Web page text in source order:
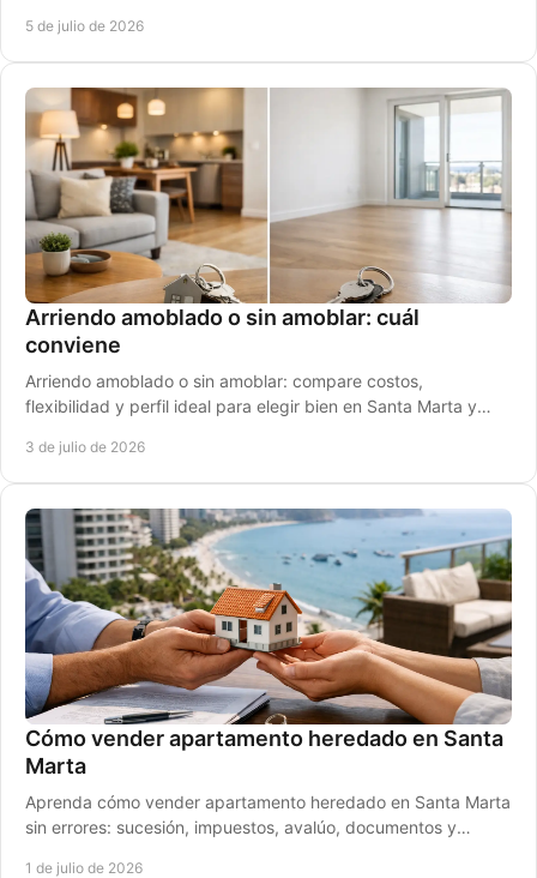
5 de julio de 2026
Arriendo amoblado o sin amoblar: cuál
conviene
Arriendo amoblado o sin amoblar: compare costos,
flexibilidad y perfil ideal para elegir bien en Santa Marta y
3 de julio de 2026
Cómo vender apartamento heredado en Santa
Marta
Aprenda cómo vender apartamento heredado en Santa Marta
sin errores: sucesión, impuestos, avalúo, documentos y
1 de julio de 2026